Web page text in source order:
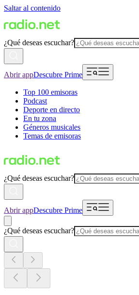
Saltar al contenido
¿Qué deseas escuchar?
Abrir appDescubre Prime
Top 100 emisoras
Podcast
Deporte en directo
En tu zona
Géneros musicales
Temas de emisoras
¿Qué deseas escuchar?
Abrir appDescubre Prime
¿Qué deseas escuchar?